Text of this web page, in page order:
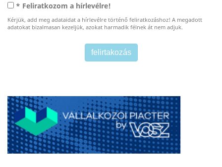
* Feliratkozom a hírlevélre!
Kérjük, add meg adataidat a hírlevélre történő feliratkozáshoz! A megadott
adatokat bizalmasan kezeljük, azokat harmadik félnek át nem adjuk.